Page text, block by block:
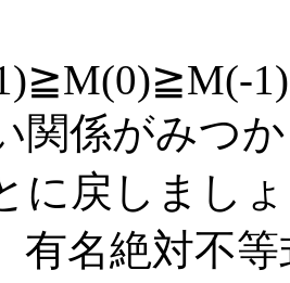
1)
関係がみつ
に戻しまし
名絶対不等